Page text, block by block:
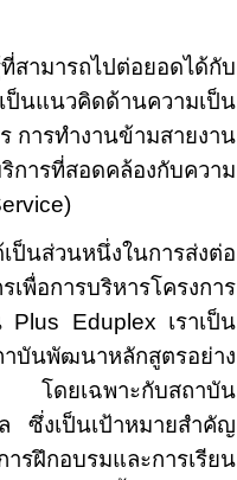
ามารถไปต่อยอดได้กับ
ป็นแนวคิดด้านความเป็น
การทำงานข้ามสายงาน
การที่สอดคล้องกับความ
)
เป็นส่วนหนึ่งในการส่งต่อ
อการบริหารโครงการ
Plus Eduplex เราเป็น
าบันพัฒนาหลักสูตรอย่าง
โดยเฉพาะกับสถาบัน
ซึ่งเป็นเป้าหมายสำคัญ
รฝึกอบรมและการเรียน